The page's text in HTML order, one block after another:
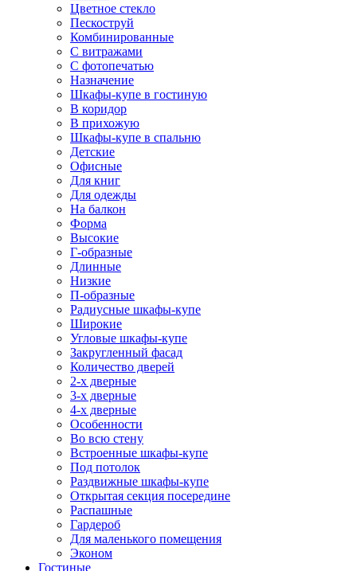
Цветное стекло
Пескоструй
Комбинированные
С витражами
С фотопечатью
Назначение
Шкафы-купе в гостиную
В коридор
В прихожую
Шкафы-купе в спальню
Детские
Офисные
Для книг
Для одежды
На балкон
Форма
Высокие
Г-образные
Длинные
Низкие
П-образные
Радиусные шкафы-купе
Широкие
Угловые шкафы-купе
Закругленный фасад
Количество дверей
2-х дверные
3-х дверные
4-х дверные
Особенности
Во всю стену
Встроенные шкафы-купе
Под потолок
Раздвижные шкафы-купе
Открытая секция посередине
Распашные
Гардероб
Для маленького помещения
Эконом
Гостиные